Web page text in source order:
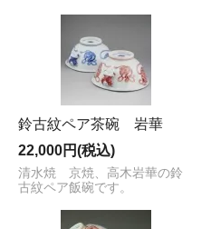
鈴古紋ペア茶碗 岩華
22,000円(税込)
清水焼 京焼、高木岩華の鈴
古紋ペア飯碗です。